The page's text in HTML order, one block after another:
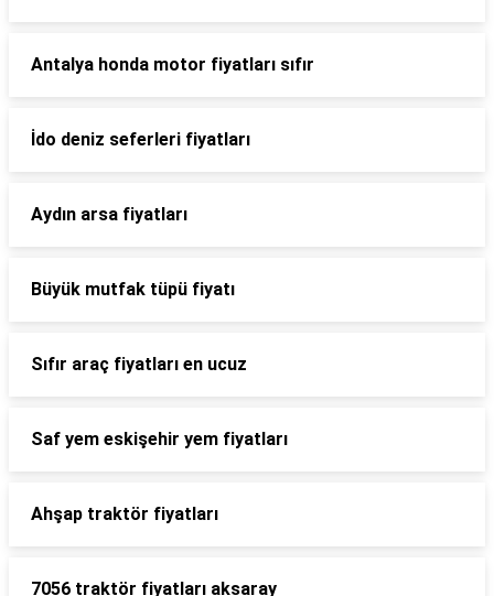
Antalya honda motor fiyatları sıfır
İdo deniz seferleri fiyatları
Aydın arsa fiyatları
Büyük mutfak tüpü fiyatı
Sıfır araç fiyatları en ucuz
Saf yem eskişehir yem fiyatları
Ahşap traktör fiyatları
7056 traktör fiyatları aksaray